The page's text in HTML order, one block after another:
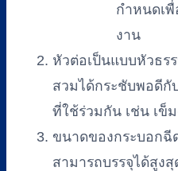
กำหนดเ
งาน
หัวต่อเป็นแบบหัวธร
สวมได้กระชับพอดี
ที่ใช้ร่วมกัน เช่น เข็
ขนาดของกระบอกฉี
สามารถบรรจุได้สูง